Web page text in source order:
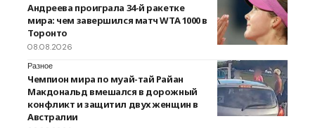
Андреева проиграла 34-й ракетке
мира: чем завершился матч WTA 1000 в
Торонто
08.08.2026
Разное
Чемпион мира по муай-тай Райан
Макдональд вмешался в дорожный
конфликт и защитил двух женщин в
Австралии